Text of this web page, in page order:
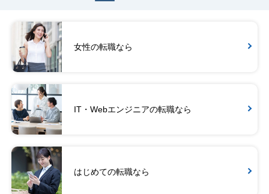
女性の転職なら
IT・Webエンジニアの転職なら
はじめての転職なら